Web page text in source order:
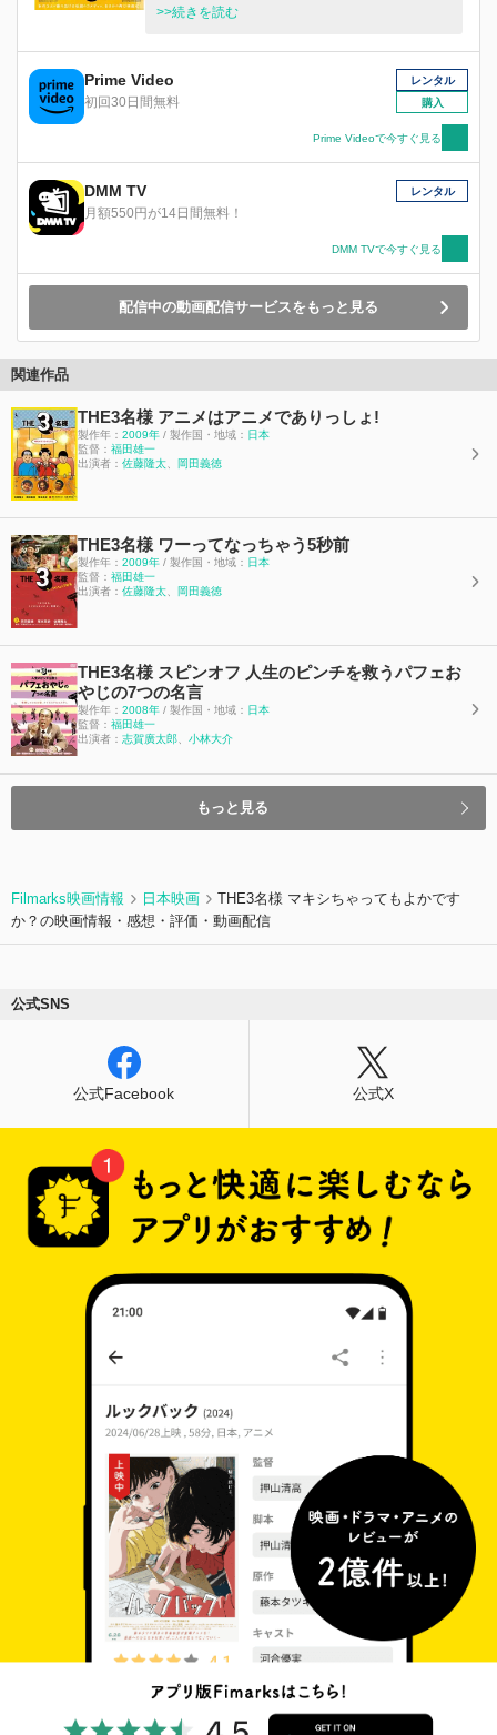
ジャンボ、まっつん、ミッキーのフリーター3人
広げる3人だったが、突然夜空に閃光が走るのを
目撃する。さらには、平和なファミレスを脅かす
招かれざる客までもが登場し・・・？ はたして3
人は愛するファミレスを危機から救うことができ
るのか！？ THE3名様史上、かつてない長い夜の
幕が上がる！！！
>>続きを読む
Prime Video
初回30日間無料
レンタル
購入
Prime Videoで今すぐ見る
DMM TV
月額550円が14日間無料！
レンタル
DMM TVで今すぐ見る
配信中の動画配信サービスをもっと見る
関連作品
THE3名様 アニメはアニメでありっしょ!
製作年： 2009年 / 製作国・地域： 日本
監督： 福田雄一
出演者： 佐藤隆太 岡田義徳
THE3名様 ワーってなっちゃう5秒前
製作年： 2009年 / 製作国・地域： 日本
監督： 福田雄一
出演者： 佐藤隆太 岡田義徳
THE3名様 スピンオフ 人生のピンチを救うパフェお
やじの7つの名言
製作年： 2008年 / 製作国・地域： 日本
監督： 福田雄一
出演者： 志賀廣太郎 小林大介
もっと見る
Filmarks映画情報 日本映画
THE3名様 マキシちゃってもよかです
か？の映画情報・感想・評価・動画配信
公式SNS
公式Facebook 公式X